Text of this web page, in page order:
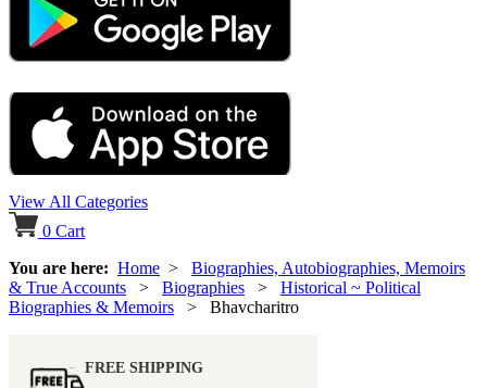
View All Categories
0 Cart
You are here: Home > Biographies, Autobiographies, Memoirs
& True Accounts > Biographies > Historical ~ Political
Biographies & Memoirs > Bhavcharitro
FREE SHIPPING